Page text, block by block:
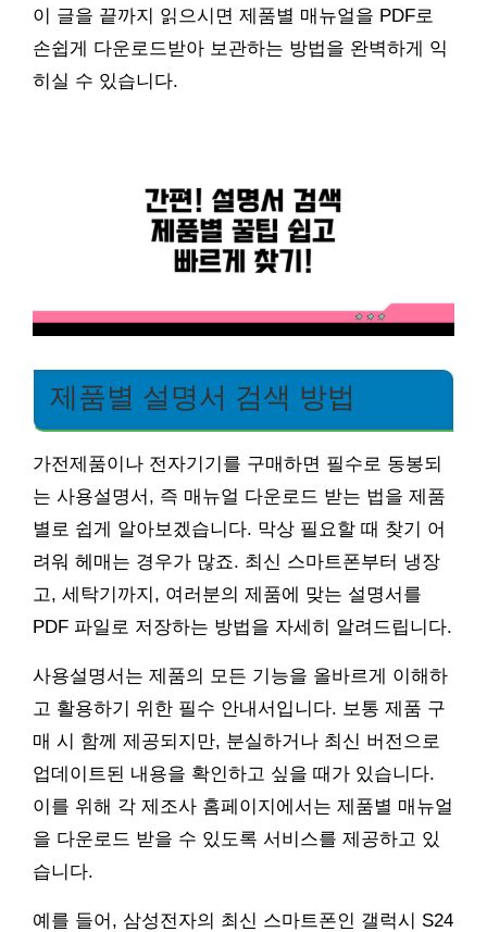
이 글을 끝까지 읽으시면 제품별 매뉴얼을 PDF로
손쉽게 다운로드받아 보관하는 방법을 완벽하게 익
히실 수 있습니다.
제품별 설명서 검색 방법
가전제품이나 전자기기를 구매하면 필수로 동봉되
는 사용설명서, 즉 매뉴얼 다운로드 받는 법을 제품
별로 쉽게 알아보겠습니다. 막상 필요할 때 찾기 어
려워 헤매는 경우가 많죠. 최신 스마트폰부터 냉장
고, 세탁기까지, 여러분의 제품에 맞는 설명서를
PDF 파일로 저장하는 방법을 자세히 알려드립니다.
사용설명서는 제품의 모든 기능을 올바르게 이해하
고 활용하기 위한 필수 안내서입니다. 보통 제품 구
매 시 함께 제공되지만, 분실하거나 최신 버전으로
업데이트된 내용을 확인하고 싶을 때가 있습니다.
이를 위해 각 제조사 홈페이지에서는 제품별 매뉴얼
을 다운로드 받을 수 있도록 서비스를 제공하고 있
습니다.
예를 들어, 삼성전자의 최신 스마트폰인 갤럭시 S24